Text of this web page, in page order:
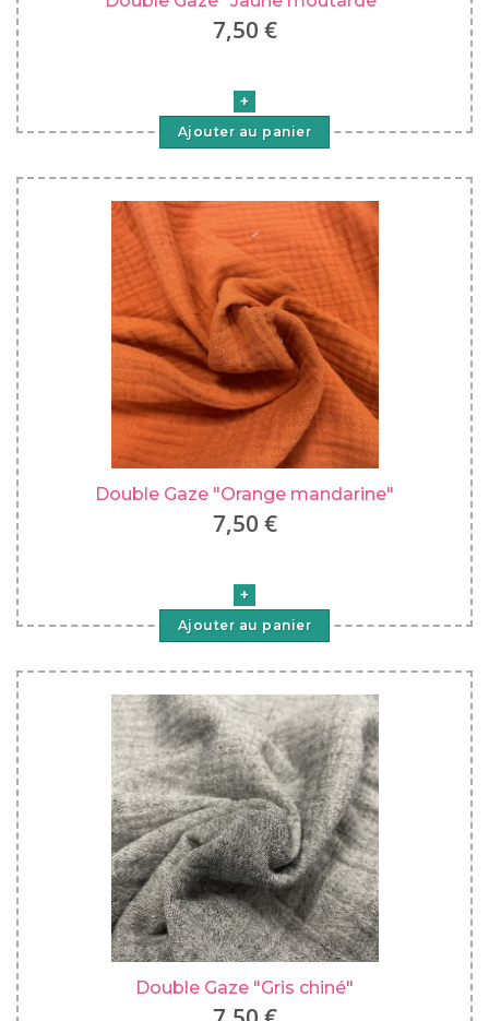
7,50 €
Ajouter au panier
Double Gaze "Orange mandarine"
7,50 €
Ajouter au panier
Double Gaze "Gris chiné"